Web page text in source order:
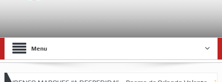
Menu